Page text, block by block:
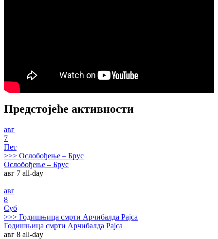
Предстојеће активности
авг
7
Пет
>>> Ослобођење – Брус
Ослобођење – Брус
авг 7 all-day
авг
8
Суб
>>> Годишњица смрти Арчибалда Рајса
Годишњица смрти Арчибалда Рајса
авг 8 all-day